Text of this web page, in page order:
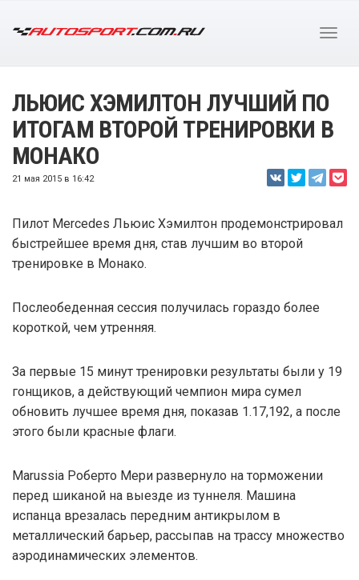
ЛЬЮИС ХЭМИЛТОН ЛУЧШИЙ ПО
ИТОГАМ ВТОРОЙ ТРЕНИРОВКИ В
МОНАКО
21 мая 2015 в 16:42
Пилот Mercedes Льюис Хэмилтон продемонстрировал
быстрейшее время дня, став лучшим во второй
тренировке в Монако.
Послеобеденная сессия получилась гораздо более
короткой, чем утренняя.
За первые 15 минут тренировки результаты были у 19
гонщиков, а действующий чемпион мира сумел
обновить лучшее время дня, показав 1.17,192, а после
этого были красные флаги.
Marussia Роберто Мери развернуло на торможении
перед шиканой на выезде из туннеля. Машина
испанца врезалась передним антикрылом в
металлический барьер, рассыпав на трассу множество
аэродинамических элементов.